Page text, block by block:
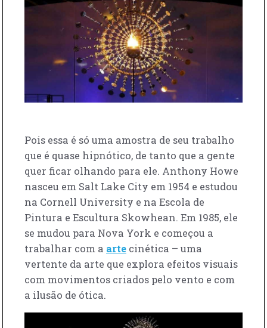
Pois essa é só uma amostra de seu trabalho
que é quase hipnótico, de tanto que a gente
quer ficar olhando para ele. Anthony Howe
nasceu em Salt Lake City em 1954 e estudou
na Cornell University e na Escola de
Pintura e Escultura Skowhean. Em 1985, ele
se mudou para Nova York e começou a
trabalhar com a arte cinética – uma
vertente da arte que explora efeitos visuais
com movimentos criados pelo vento e com
a ilusão de ótica.